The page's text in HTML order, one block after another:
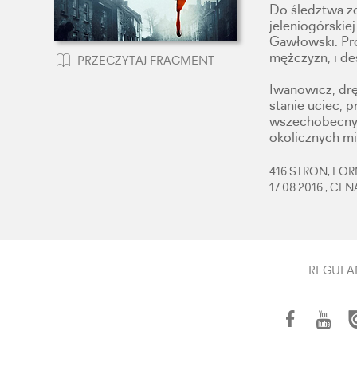
PRZECZYTAJ FRAGMENT
Do śledztwa
Gawłowski.
mężczyzn, i
Iwanowicz,
stanie uciec,
okolicznych
416 STRON,
17.08.2016 ,